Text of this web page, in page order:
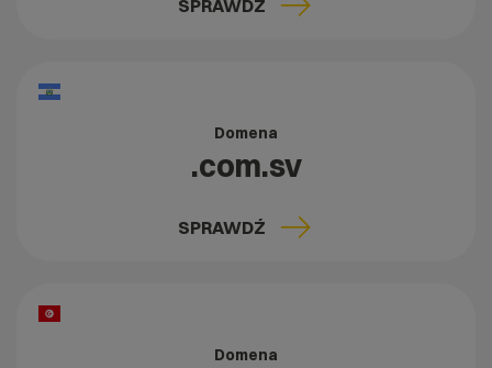
SPRAWDŹ
Domena
.com.sv
SPRAWDŹ
Domena